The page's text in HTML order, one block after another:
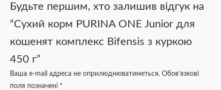
Будьте першим, хто залишив відгук на
“Сухий корм PURINA ONE Junior для
кошенят комплекс Bifensis з куркою
450 г”
Ваша e-mail адреса не оприлюднюватиметься. Обов’язкові
поля позначені *